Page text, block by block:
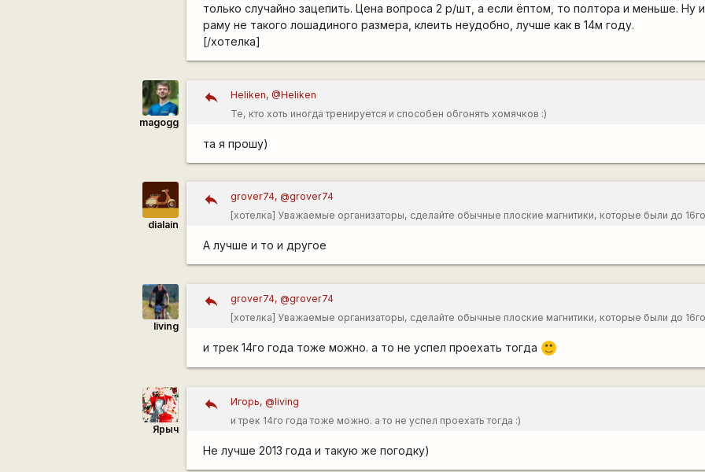
только случайно зацепить. Цена вопроса 2 р/шт, а если ёптом, то полтора и меньше. Ну и
раму не такого лошадиного размера, клеить неудобно, лучше как в 14м году.
[/хотелка]
magogg
Heliken, @Heliken
Те, кто хоть иногда тренируется и способен обгонять хомячков :)
та я прошу)
dialain
grover74, @grover74
[хотелка] Уважаемые организаторы, сделайте обычные плоские магнитики, которые были до
Цена вопроса 2 р/шт, а если ёптом, то полтора и меньше. Ну и наклейки на раму не такого
А лучше и то и другое
living
grover74, @grover74
[хотелка] Уважаемые организаторы, сделайте обычные плоские магнитики, которые были до
Цена вопроса 2 р/шт, а если ёптом, то полтора и меньше. Ну и наклейки на раму не такого
и трек 14го года тоже можно. а то не успел проехать тогда :)
Ярыч
Игорь, @living
и трек 14го года тоже можно. а то не успел проехать тогда :)
Не лучше 2013 года и такую же погодку)